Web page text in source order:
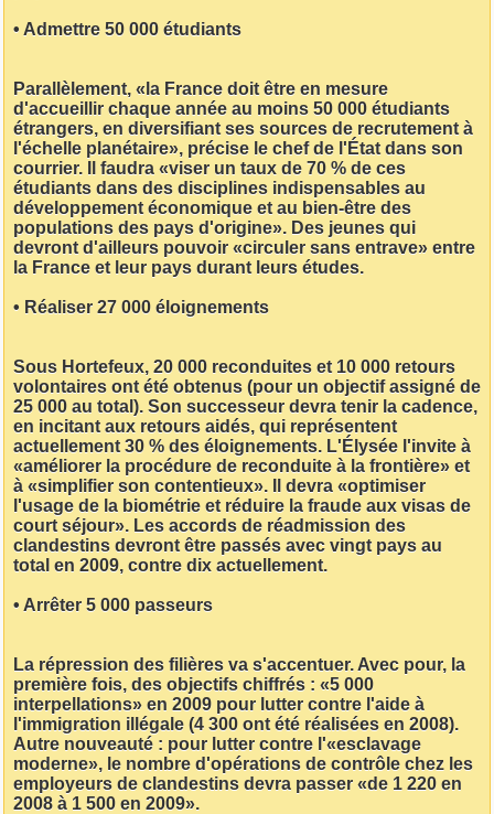
• Admettre 50 000 étudiants
Parallèlement, «la France doit être en mesure
d'accueillir chaque année au moins 50 000 étudiants
étrangers, en diversifiant ses sources de recrutement à
l'échelle planétaire», précise le chef de l'État dans son
courrier. Il faudra «viser un taux de 70 % de ces
étudiants dans des disciplines indispensables au
développement économique et au bien-être des
populations des pays d'origine». Des jeunes qui
devront d'ailleurs pouvoir «circuler sans entrave» entre
la France et leur pays durant leurs études.
• Réaliser 27 000 éloignements
Sous Hortefeux, 20 000 reconduites et 10 000 retours
volontaires ont été obtenus (pour un objectif assigné de
25 000 au total). Son successeur devra tenir la cadence,
en incitant aux retours aidés, qui représentent
actuellement 30 % des éloignements. L'Élysée l'invite à
«améliorer la procédure de reconduite à la frontière» et
à «simplifier son contentieux». Il devra «optimiser
l'usage de la biométrie et réduire la fraude aux visas de
court séjour». Les accords de réadmission des
clandestins devront être passés avec vingt pays au
total en 2009, contre dix actuellement.
• Arrêter 5 000 passeurs
La répression des filières va s'accentuer. Avec pour, la
première fois, des objectifs chiffrés : «5 000
interpellations» en 2009 pour lutter contre l'aide à
l'immigration illégale (4 300 ont été réalisées en 2008).
Autre nouveauté : pour lutter contre l'«esclavage
moderne», le nombre d'opérations de contrôle chez les
employeurs de clandestins devra passer «de 1 220 en
2008 à 1 500 en 2009».